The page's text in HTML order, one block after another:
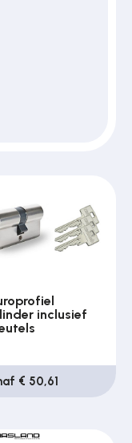
inclusief
€ 50,61